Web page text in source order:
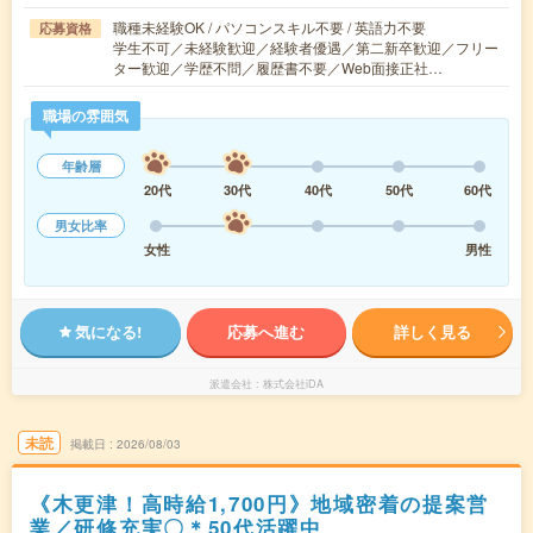
応募資格
職種未経験OK / パソコンスキル不要 / 英語力不要
学生不可／未経験歓迎／経験者優遇／第二新卒歓迎／フリー
ター歓迎／学歴不問／履歴書不要／Web面接正社…
職場の雰囲気
年齢層
20代
30代 40代 50代
60代
男女比率
女性
男性
気になる! 応募へ進む 詳しく見る
派遣会社 株式会社iDA
未読 掲載日 2026/08/03
《木更津！高時給1,700円》地域密着の提案営
業／研修充実〇＊50代活躍中